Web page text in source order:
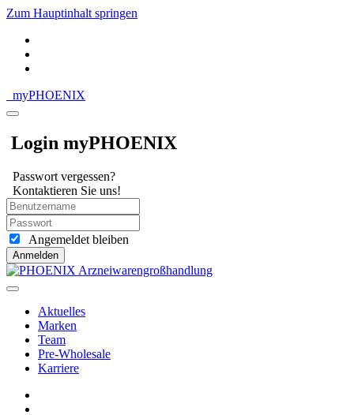
Zum Hauptinhalt springen
myPHOENIX
Login myPHOENIX
Passwort vergessen?
Kontaktieren Sie uns!
Angemeldet bleiben
Anmelden
Aktuelles
Marken
Team
Pre-Wholesale
Karriere